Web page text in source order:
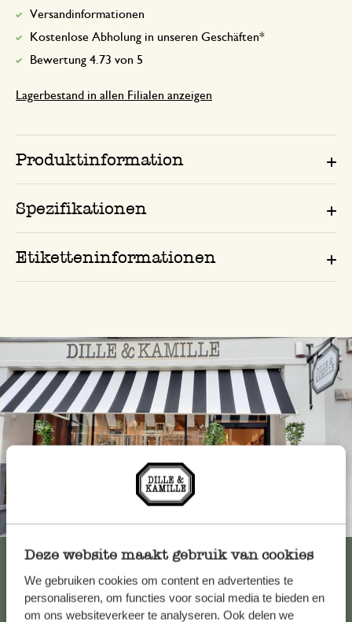
Deze website maakt gebruik van cookies
We gebruiken cookies om content en advertenties te
personaliseren, om functies voor social media te bieden en
om ons websiteverkeer te analyseren. Ook delen we
Versandinformationen
Kostenlose Abholung in unseren Geschäften*
Bewertung 4.73 von 5
Lagerbestand in allen Filialen anzeigen
Produktinformation
Spezifikationen
Etiketteninformationen
Immer in der Nähe
Alle 62 Geschäfte anzeigen